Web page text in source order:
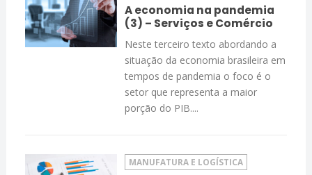
A economia na pandemia
(3) – Serviços e Comércio
Neste terceiro texto abordando a
situação da economia brasileira em
tempos de pandemia o foco é o
setor que representa a maior
porção do PIB....
MANUFATURA E LOGÍSTICA